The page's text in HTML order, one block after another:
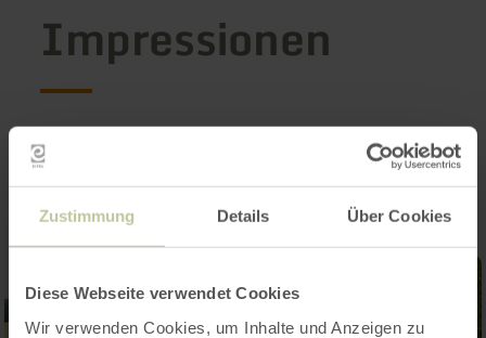
Zustimmung Details Über Cookies
Diese Webseite verwendet Cookies
Wir verwenden Cookies, um Inhalte und Anzeigen zu
Impressionen